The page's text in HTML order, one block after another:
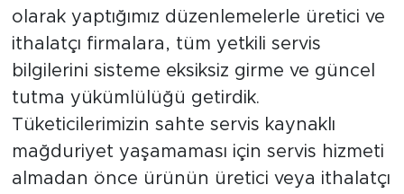
olarak yaptığımız düzenlemelerle üretici ve
ithalatçı firmalara, tüm yetkili servis
bilgilerini sisteme eksiksiz girme ve güncel
tutma yükümlülüğü getirdik.
Tüketicilerimizin sahte servis kaynaklı
mağduriyet yaşamaması için servis hizmeti
almadan önce ürünün üretici veya ithalatçı